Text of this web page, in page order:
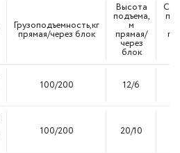
Грузоподъемность,кг
прямая/через блок
Высота
подъема,
м
прямая/
через
блок
100/200 12/6
100/200 20/10